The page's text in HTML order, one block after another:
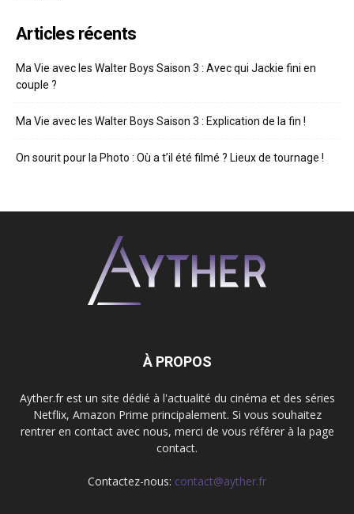
Articles récents
Ma Vie avec les Walter Boys Saison 3 : Avec qui Jackie fini en
couple ?
Ma Vie avec les Walter Boys Saison 3 : Explication de la fin !
On sourit pour la Photo : Où a t’il été filmé ? Lieux de tournage !
À PROPOS
Ayther.fr est un site dédié à l'actualité du cinéma et des séries
Netflix, Amazon Prime principalement. Si vous souhaitez
rentrer en contact avec nous, merci de vous référer à la page
contact.
Contactez-nous: contact@ayther.fr